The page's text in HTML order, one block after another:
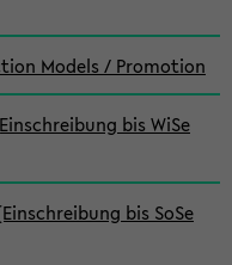
Models / Promotion
bis WiSe
bis SoSe